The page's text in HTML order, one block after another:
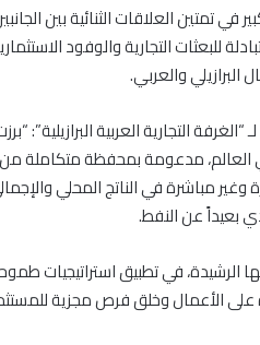
في تمتين العلاقات الثنائية بين
للبعثات التجارية والوفود
والعربي.
التجارية العربية البرازيلية”:
العالم، مدعومة بمحفظة متكاملة
مباشرة في الناتج المحلي
بعيداً عن النفط.
الرشيدة، في تطبيق استراتيجيات
على الأعمال وخلق فرص مجزية